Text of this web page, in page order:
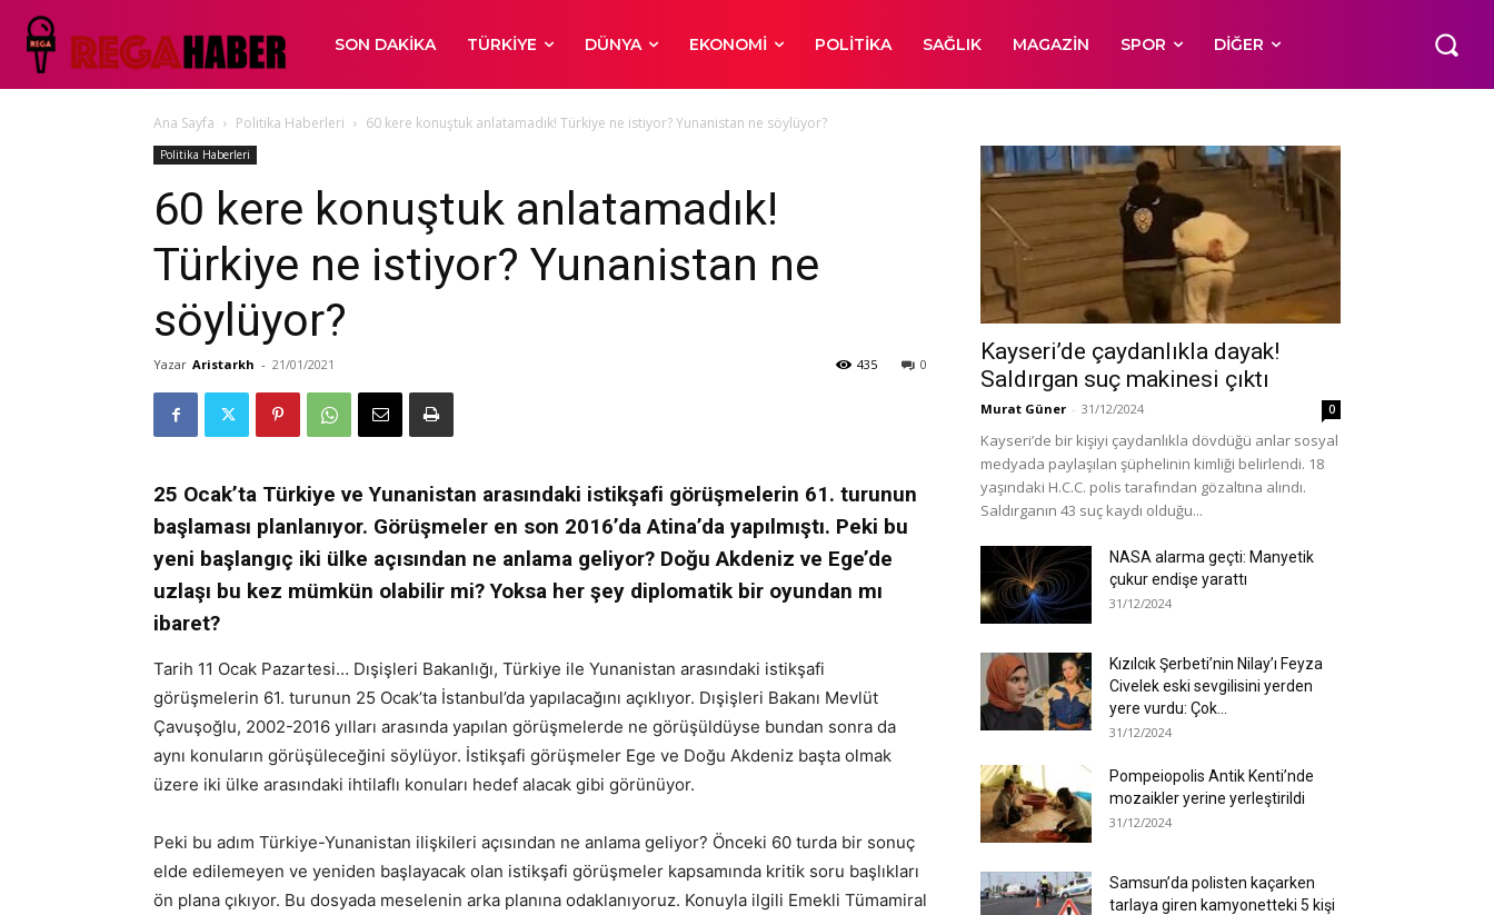
SON DAKIKA TÜRKIYE DÜNYA EKONOMI POLITIKA SAĞLIK MAGAZIN SPOR DIĞER
Ana Sayfa Politika Haberleri 60 kere konuştuk anlatamadık! Türkiye ne istiyor? Yunanistan ne söylüyor?
Politika Haberleri
60 kere konuştuk anlatamadık!
Türkiye ne istiyor? Yunanistan ne
söylüyor?
Yazar Aristarkh - 21/01/2021 0
435
25 Ocak’ta Türkiye ve Yunanistan arasındaki istikşafi görüşmelerin 61. turunun
başlaması planlanıyor. Görüşmeler en son 2016’da Atina’da yapılmıştı. Peki bu
yeni başlangıç iki ülke açısından ne anlama geliyor? Doğu Akdeniz ve Ege’de
uzlaşı bu kez mümkün olabilir mi? Yoksa her şey diplomatik bir oyundan mı
ibaret?
Tarih 11 Ocak Pazartesi… Dışişleri Bakanlığı, Türkiye ile Yunanistan arasındaki istikşafi
görüşmelerin 61. turunun 25 Ocak’ta İstanbul’da yapılacağını açıklıyor. Dışişleri Bakanı Mevlüt
Çavuşoğlu, 2002-2016 yılları arasında yapılan görüşmelerde ne görüşüldüyse bundan sonra da
aynı konuların görüşüleceğini söylüyor. İstikşafi görüşmeler Ege ve Doğu Akdeniz başta olmak
üzere iki ülke arasındaki ihtilaflı konuları hedef alacak gibi görünüyor.
Peki bu adım Türkiye-Yunanistan ilişkileri açısından ne anlama geliyor? Önceki 60 turda bir sonuç
elde edilemeyen ve yeniden başlayacak olan istikşafi görüşmeler kapsamında kritik soru başlıkları
ön plana çıkıyor. Bu dosyada meselenin arka planına odaklanıyoruz. Konuyla ilgili Emekli Tümamiral
Kayseri’de çaydanlıkla dayak!
Saldırgan suç makinesi çıktı
Murat Güner - 31/12/2024 0
Kayseri’de bir kişiyi çaydanlıkla dövdüğü anlar sosyal
medyada paylaşılan şüphelinin kimliği belirlendi. 18
yaşındaki H.C.C. polis tarafından gözaltına alındı.
Saldırganın 43 suç kaydı olduğu...
NASA alarma geçti: Manyetik
çukur endişe yarattı
31/12/2024
Kızılcık Şerbeti’nin Nilay’ı Feyza
Civelek eski sevgilisini yerden
yere vurdu: Çok...
31/12/2024
Pompeiopolis Antik Kenti’nde
mozaikler yerine yerleştirildi
31/12/2024
Samsun’da polisten kaçarken
tarlaya giren kamyonetteki 5 kişi